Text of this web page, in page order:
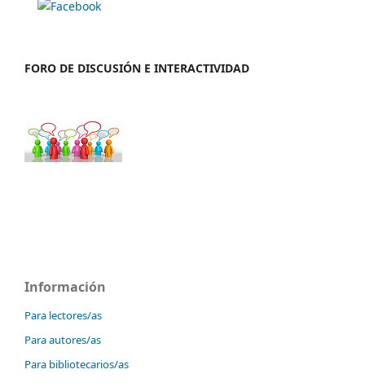
FORO DE DISCUSIÓN E INTERACTIVIDAD
Información
Para lectores/as
Para autores/as
Para bibliotecarios/as